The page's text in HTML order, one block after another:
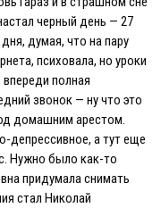
черный день — 27
думая, что на пару
психовала, но уроки
полная
звонок — ну что это
домашним арестом.
депрессивное, а тут еще
Нужно было как-то
придумала снимать
стал Николай